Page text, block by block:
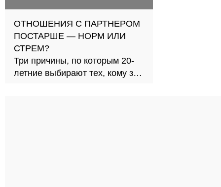
ОТНОШЕНИЯ С ПАРТНЕРОМ
ПОСТАРШЕ — НОРМ ИЛИ
СТРЕМ?
Три причины, по которым 20-
летние выбирают тех, кому за